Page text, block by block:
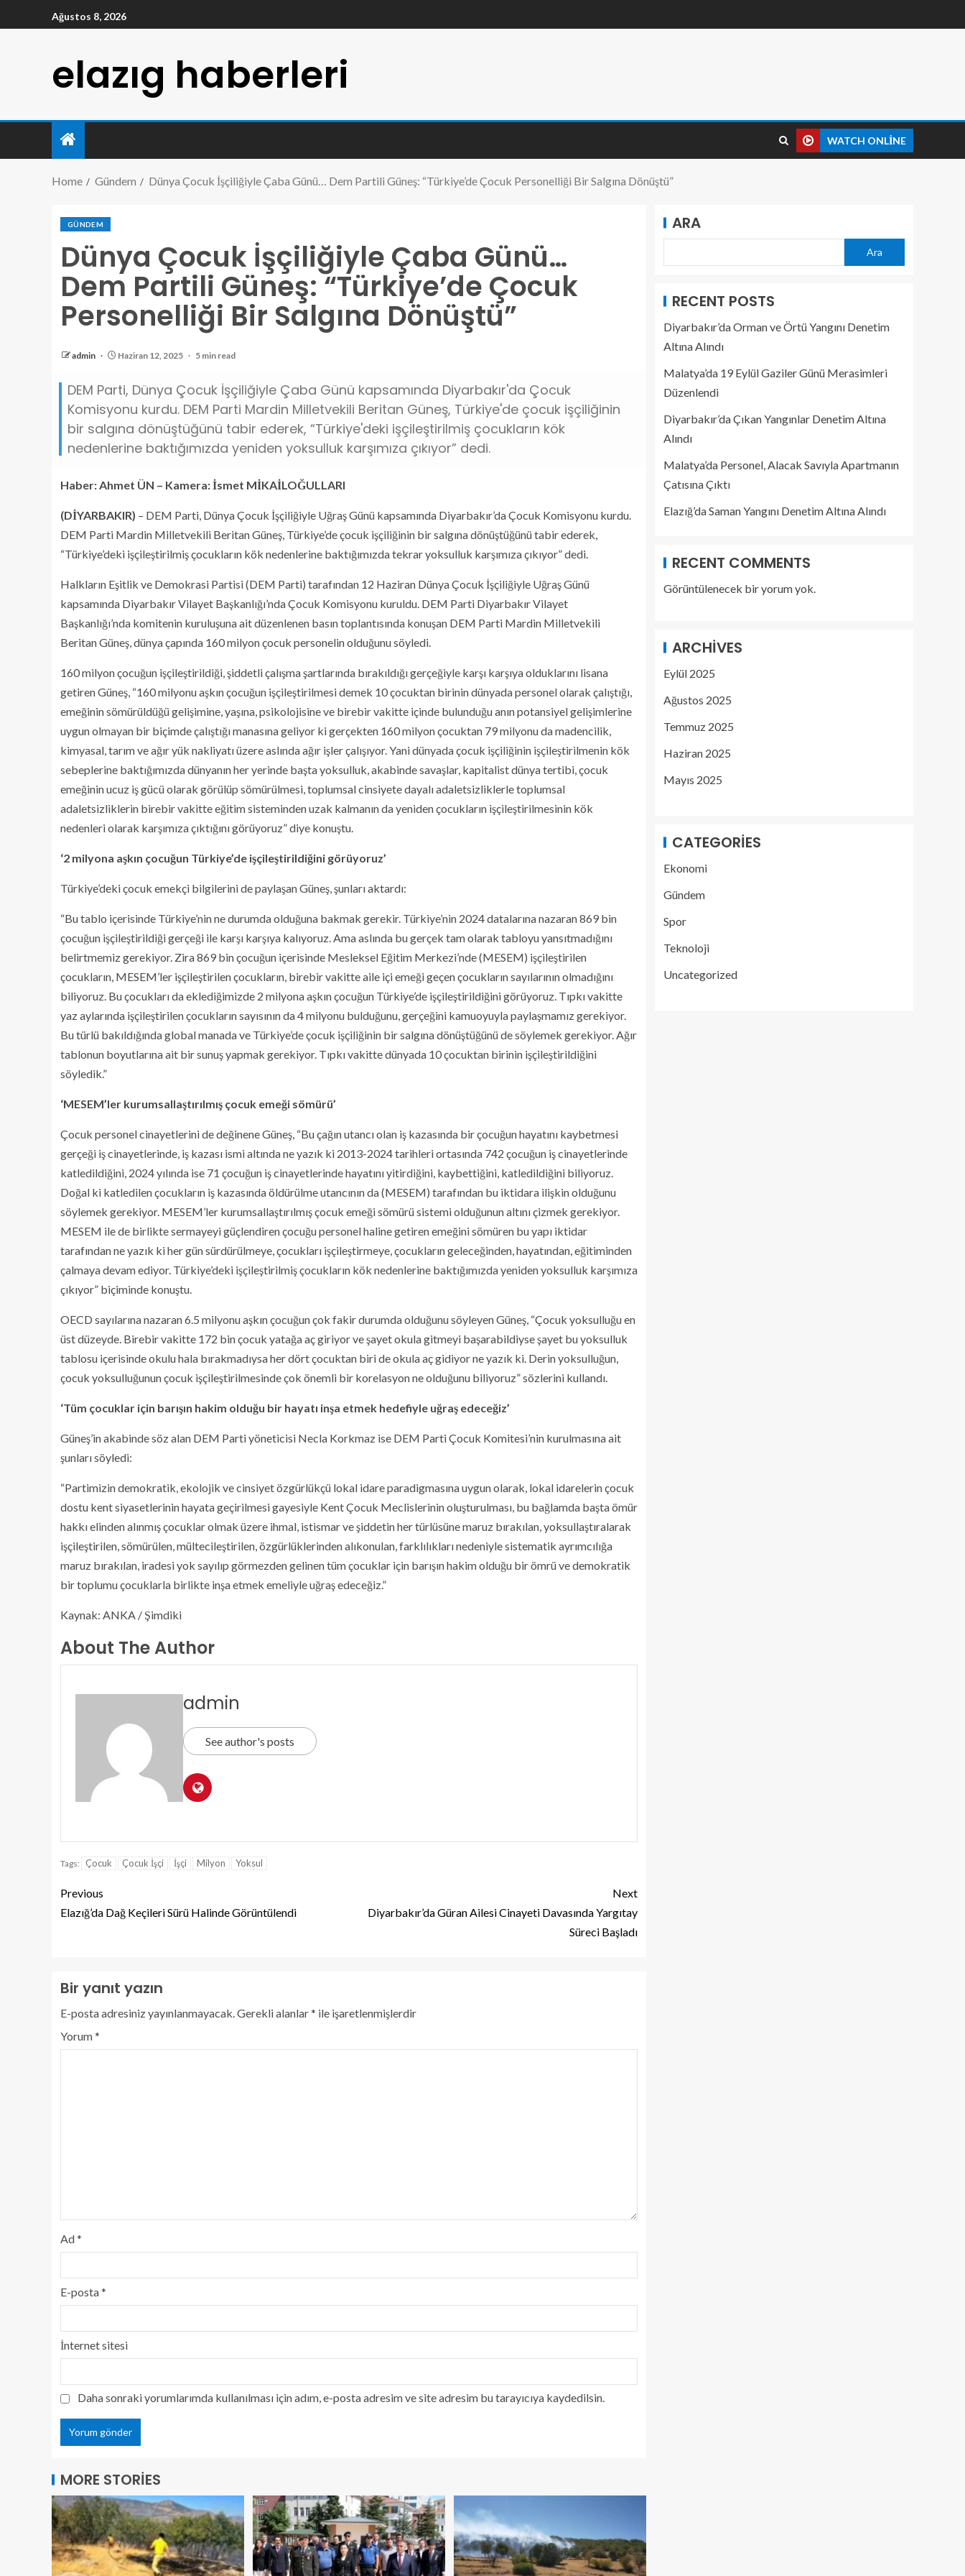
Ağustos 8, 2026
elazıg haberleri
WATCH ONLINE
Home Gündem Dünya Çocuk İşçiliğiyle Çaba Günü… Dem Partili Güneş: “Türkiye’de Çocuk Personelliği Bir Salgına Dönüştü”
GÜNDEM
Dünya Çocuk İşçiliğiyle Çaba Günü…
Dem Partili Güneş: “Türkiye’de Çocuk
Personelliği Bir Salgına Dönüştü”
admin Haziran 12, 2025 5 min read
DEM Parti, Dünya Çocuk İşçiliğiyle Çaba Günü kapsamında Diyarbakır'da Çocuk
Komisyonu kurdu. DEM Parti Mardin Milletvekili Beritan Güneş, Türkiye'de çocuk işçiliğinin
bir salgına dönüştüğünü tabir ederek, “Türkiye'deki işçileştirilmiş çocukların kök
nedenlerine baktığımızda yeniden yoksulluk karşımıza çıkıyor” dedi.
Haber: Ahmet ÜN – Kamera: İsmet MİKAİLOĞULLARI
(DİYARBAKIR) – DEM Parti, Dünya Çocuk İşçiliğiyle Uğraş Günü kapsamında Diyarbakır’da Çocuk Komisyonu kurdu.
DEM Parti Mardin Milletvekili Beritan Güneş, Türkiye’de çocuk işçiliğinin bir salgına dönüştüğünü tabir ederek,
“Türkiye’deki işçileştirilmiş çocukların kök nedenlerine baktığımızda tekrar yoksulluk karşımıza çıkıyor” dedi.
Halkların Eşitlik ve Demokrasi Partisi (DEM Parti) tarafından 12 Haziran Dünya Çocuk İşçiliğiyle Uğraş Günü
kapsamında Diyarbakır Vilayet Başkanlığı’nda Çocuk Komisyonu kuruldu. DEM Parti Diyarbakır Vilayet
Başkanlığı’nda komitenin kuruluşuna ait düzenlenen basın toplantısında konuşan DEM Parti Mardin Milletvekili
Beritan Güneş, dünya çapında 160 milyon çocuk personelin olduğunu söyledi.
160 milyon çocuğun işçileştirildiği, şiddetli çalışma şartlarında bırakıldığı gerçeğiyle karşı karşıya olduklarını lisana
getiren Güneş, “160 milyonu aşkın çocuğun işçileştirilmesi demek 10 çocuktan birinin dünyada personel olarak çalıştığı,
emeğinin sömürüldüğü gelişimine, yaşına, psikolojisine ve birebir vakitte içinde bulunduğu anın potansiyel gelişimlerine
uygun olmayan bir biçimde çalıştığı manasına geliyor ki gerçekten 160 milyon çocuktan 79 milyonu da madencilik,
kimyasal, tarım ve ağır yük nakliyatı üzere aslında ağır işler çalışıyor. Yani dünyada çocuk işçiliğinin işçileştirilmenin kök
sebeplerine baktığımızda dünyanın her yerinde başta yoksulluk, akabinde savaşlar, kapitalist dünya tertibi, çocuk
emeğinin ucuz iş gücü olarak görülüp sömürülmesi, toplumsal cinsiyete dayalı adaletsizliklerle toplumsal
adaletsizliklerin birebir vakitte eğitim sisteminden uzak kalmanın da yeniden çocukların işçileştirilmesinin kök
nedenleri olarak karşımıza çıktığını görüyoruz” diye konuştu.
‘2 milyona aşkın çocuğun Türkiye’de işçileştirildiğini görüyoruz’
Türkiye’deki çocuk emekçi bilgilerini de paylaşan Güneş, şunları aktardı:
“Bu tablo içerisinde Türkiye’nin ne durumda olduğuna bakmak gerekir. Türkiye’nin 2024 datalarına nazaran 869 bin
çocuğun işçileştirildiği gerçeği ile karşı karşıya kalıyoruz. Ama aslında bu gerçek tam olarak tabloyu yansıtmadığını
belirtmemiz gerekiyor. Zira 869 bin çocuğun içerisinde Mesleksel Eğitim Merkezi’nde (MESEM) işçileştirilen
çocukların, MESEM’ler işçileştirilen çocukların, birebir vakitte aile içi emeği geçen çocukların sayılarının olmadığını
biliyoruz. Bu çocukları da eklediğimizde 2 milyona aşkın çocuğun Türkiye’de işçileştirildiğini görüyoruz. Tıpkı vakitte
yaz aylarında işçileştirilen çocukların sayısının da 4 milyonu bulduğunu, gerçeğini kamuoyuyla paylaşmamız gerekiyor.
Bu türlü bakıldığında global manada ve Türkiye’de çocuk işçiliğinin bir salgına dönüştüğünü de söylemek gerekiyor. Ağır
tablonun boyutlarına ait bir sunuş yapmak gerekiyor. Tıpkı vakitte dünyada 10 çocuktan birinin işçileştirildiğini
söyledik.”
‘MESEM’ler kurumsallaştırılmış çocuk emeği sömürü’
Çocuk personel cinayetlerini de değinene Güneş, “Bu çağın utancı olan iş kazasında bir çocuğun hayatını kaybetmesi
gerçeği iş cinayetlerinde, iş kazası ismi altında ne yazık ki 2013-2024 tarihleri ortasında 742 çocuğun iş cinayetlerinde
katledildiğini, 2024 yılında ise 71 çocuğun iş cinayetlerinde hayatını yitirdiğini, kaybettiğini, katledildiğini biliyoruz.
Doğal ki katledilen çocukların iş kazasında öldürülme utancının da (MESEM) tarafından bu iktidara ilişkin olduğunu
söylemek gerekiyor. MESEM’ler kurumsallaştırılmış çocuk emeği sömürü sistemi olduğunun altını çizmek gerekiyor.
MESEM ile de birlikte sermayeyi güçlendiren çocuğu personel haline getiren emeğini sömüren bu yapı iktidar
tarafından ne yazık ki her gün sürdürülmeye, çocukları işçileştirmeye, çocukların geleceğinden, hayatından, eğitiminden
çalmaya devam ediyor. Türkiye’deki işçileştirilmiş çocukların kök nedenlerine baktığımızda yeniden yoksulluk karşımıza
çıkıyor” biçiminde konuştu.
OECD sayılarına nazaran 6.5 milyonu aşkın çocuğun çok fakir durumda olduğunu söyleyen Güneş, “Çocuk yoksulluğu en
üst düzeyde. Birebir vakitte 172 bin çocuk yatağa aç giriyor ve şayet okula gitmeyi başarabildiyse şayet bu yoksulluk
tablosu içerisinde okulu hala bırakmadıysa her dört çocuktan biri de okula aç gidiyor ne yazık ki. Derin yoksulluğun,
çocuk yoksulluğunun çocuk işçileştirilmesinde çok önemli bir korelasyon ne olduğunu biliyoruz” sözlerini kullandı.
‘Tüm çocuklar için barışın hakim olduğu bir hayatı inşa etmek hedefiyle uğraş edeceğiz’
Güneş’in akabinde söz alan DEM Parti yöneticisi Necla Korkmaz ise DEM Parti Çocuk Komitesi’nin kurulmasına ait
şunları söyledi:
“Partimizin demokratik, ekolojik ve cinsiyet özgürlükçü lokal idare paradigmasına uygun olarak, lokal idarelerin çocuk
dostu kent siyasetlerinin hayata geçirilmesi gayesiyle Kent Çocuk Meclislerinin oluşturulması, bu bağlamda başta ömür
hakkı elinden alınmış çocuklar olmak üzere ihmal, istismar ve şiddetin her türlüsüne maruz bırakılan, yoksullaştıralarak
işçileştirilen, sömürülen, mültecileştirilen, özgürlüklerinden alıkonulan, farklılıkları nedeniyle sistematik ayrımcılığa
maruz bırakılan, iradesi yok sayılıp görmezden gelinen tüm çocuklar için barışın hakim olduğu bir ömrü ve demokratik
bir toplumu çocuklarla birlikte inşa etmek emeliyle uğraş edeceğiz.”
Kaynak: ANKA / Şimdiki
About The Author
admin
See author's posts
Tags: Çocuk Çocuk İşçi İşçi Milyon Yoksul
Previous
Elazığ’da Dağ Keçileri Sürü Halinde Görüntülendi
Next
Diyarbakır’da Güran Ailesi Cinayeti Davasında Yargıtay
Süreci Başladı
Bir yanıt yazın
E-posta adresiniz yayınlanmayacak.Gerekli alanlar* ile işaretlenmişlerdir
Yorum*
Ad*
E-posta*
İnternet sitesi
Daha sonraki yorumlarımda kullanılması için adım, e-posta adresim ve site adresim bu tarayıcıya kaydedilsin.
MORE STORIES
ARA
Ara
RECENT POSTS
Diyarbakır’da Orman ve Örtü Yangını Denetim
Altına Alındı
Malatya’da 19 Eylül Gaziler Günü Merasimleri
Düzenlendi
Diyarbakır’da Çıkan Yangınlar Denetim Altına
Alındı
Malatya’da Personel, Alacak Savıyla Apartmanın
Çatısına Çıktı
Elazığ’da Saman Yangını Denetim Altına Alındı
RECENT COMMENTS
Görüntülenecek bir yorum yok.
ARCHIVES
Eylül 2025
Ağustos 2025
Temmuz 2025
Haziran 2025
Mayıs 2025
CATEGORIES
Ekonomi
Gündem
Spor
Teknoloji
Uncategorized